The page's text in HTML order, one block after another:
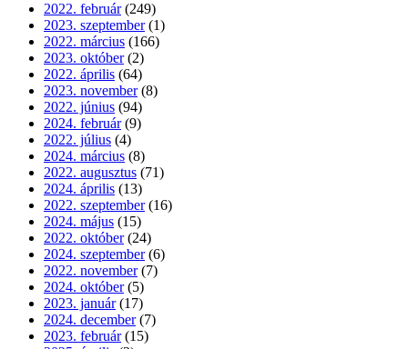
2022. február (249)
2023. szeptember (1)
2022. március (166)
2023. október (2)
2022. április (64)
2023. november (8)
2022. június (94)
2024. február (9)
2022. július (4)
2024. március (8)
2022. augusztus (71)
2024. április (13)
2022. szeptember (16)
2024. május (15)
2022. október (24)
2024. szeptember (6)
2022. november (7)
2024. október (5)
2023. január (17)
2024. december (7)
2023. február (15)